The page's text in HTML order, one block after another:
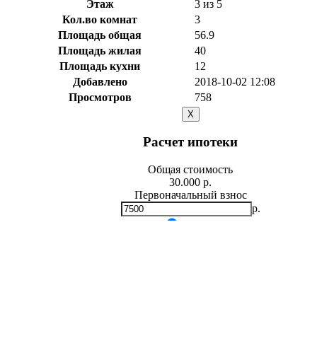
Этаж
3 из 5
Кол.во комнат
3
Площадь общая
56.9
Площадь жилая
40
Площадь кухни
12
Добавлено
2018-10-02 12:08
Просмотров
758
X
Расчет ипотеки
Общая стоимость
30.000 р.
Первоначальный взнос
р.